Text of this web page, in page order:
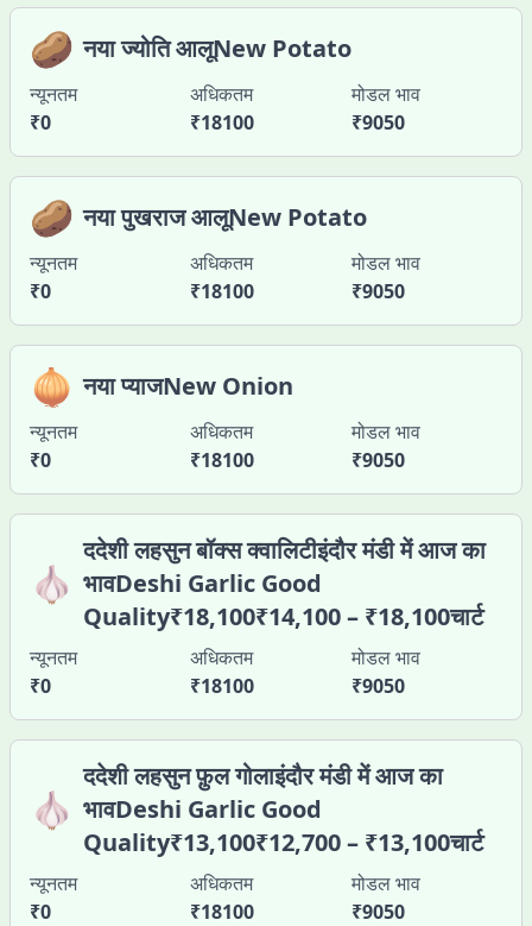
🥔 नया ज्योति आलूNew Potato
न्यूनतम
₹0
अधिकतम
₹18100
मोडल भाव
₹9050
🥔 नया पुखराज आलूNew Potato
न्यूनतम
₹0
अधिकतम
₹18100
मोडल भाव
₹9050
🧅 नया प्याजNew Onion
न्यूनतम
₹0
अधिकतम
₹18100
मोडल भाव
₹9050
🧄
ददेशी लहसुन बॉक्स क्वालिटीइंदौर मंडी में आज का
भावDeshi Garlic Good
Quality₹18,100₹14,100 – ₹18,100चार्ट
न्यूनतम
₹0
अधिकतम
₹18100
मोडल भाव
₹9050
🧄
ददेशी लहसुन फ़ुल गोलाइंदौर मंडी में आज का
भावDeshi Garlic Good
Quality₹13,100₹12,700 – ₹13,100चार्ट
न्यूनतम
₹0
अधिकतम
₹18100
मोडल भाव
₹9050